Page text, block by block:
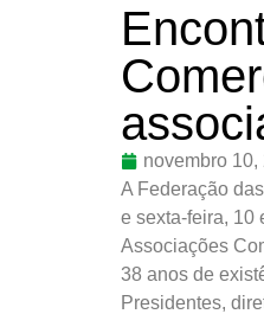
novembro 10,
A Federação
e sexta-feira, 10
Associações
38 anos de
Presidentes,